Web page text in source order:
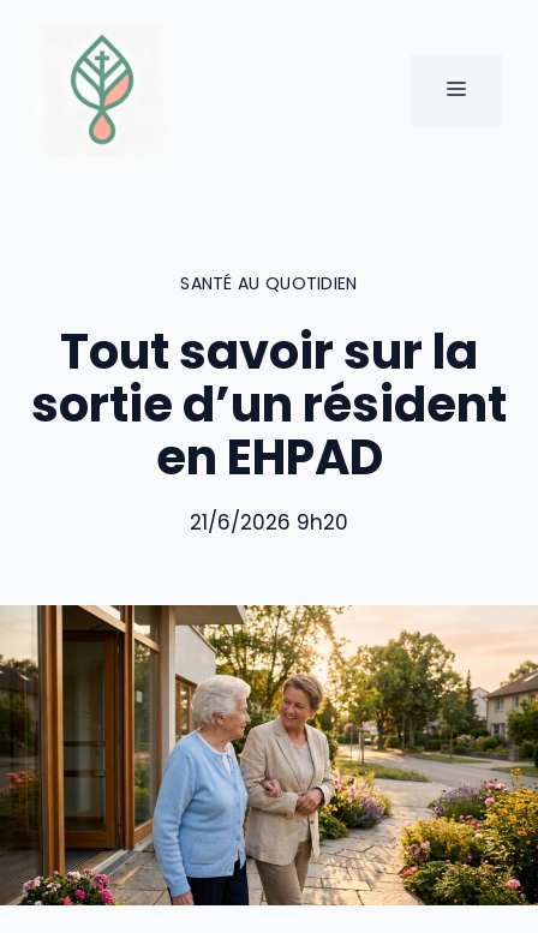
contenu
MENU
SANTÉ AU QUOTIDIEN
Tout savoir sur la
sortie d’un résident
en EHPAD
21/6/2026 9h20